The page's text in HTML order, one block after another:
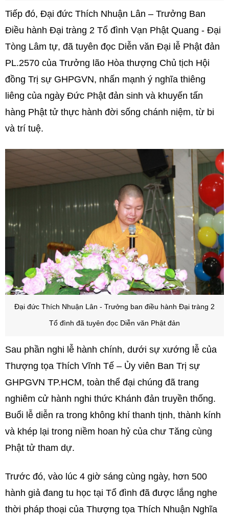
Tiếp đó, Đại đức Thích Nhuận Lân – Trưởng Ban
Điều hành Đại tràng 2 Tổ đình Vạn Phật Quang - Đại
Tòng Lâm tự, đã tuyên đọc Diễn văn Đại lễ Phật đản
PL.2570 của Trưởng lão Hòa thượng Chủ tịch Hội
đồng Trị sự GHPGVN, nhấn mạnh ý nghĩa thiêng
liêng của ngày Đức Phật đản sinh và khuyến tấn
hàng Phật tử thực hành đời sống chánh niệm, từ bi
và trí tuệ.
Đại đức Thích Nhuận Lân - Trưởng ban điều hành Đại tràng 2
Tổ đình đã tuyên đọc Diễn văn Phật đản
Sau phần nghi lễ hành chính, dưới sự xướng lễ của
Thượng tọa Thích Vĩnh Tế – Ủy viên Ban Trị sự
GHPGVN TP.HCM, toàn thể đại chúng đã trang
nghiêm cử hành nghi thức Khánh đản truyền thống.
Buổi lễ diễn ra trong không khí thanh tịnh, thành kính
và khép lại trong niềm hoan hỷ của chư Tăng cùng
Phật tử tham dự.
Trước đó, vào lúc 4 giờ sáng cùng ngày, hơn 500
hành giả đang tu học tại Tổ đình đã được lắng nghe
thời pháp thoại của Thượng tọa Thích Nhuận Nghĩa